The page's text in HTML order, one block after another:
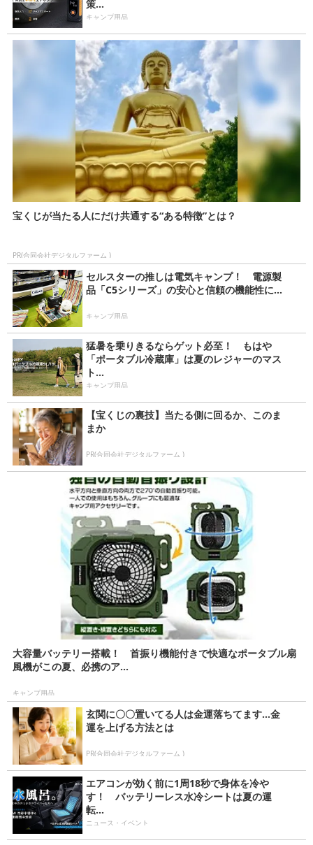
策...
キャンプ用品
宝くじが当たる人にだけ共通する“ある特徴”とは？
PR(合同会社デジタルファーム )
セルスターの推しは電気キャンプ！ 電源製
品「C5シリーズ」の安心と信頼の機能性に...
キャンプ用品
猛暑を乗りきるならゲット必至！ もはや
「ポータブル冷蔵庫」は夏のレジャーのマス
ト...
キャンプ用品
【宝くじの裏技】当たる側に回るか、このま
まか
PR(合同会社デジタルファーム )
大容量バッテリー搭載！ 首振り機能付きで快適なポータブル扇
風機がこの夏、必携のア...
キャンプ用品
玄関に〇〇置いてる人は金運落ちてます…金
運を上げる方法とは
PR(合同会社デジタルファーム )
エアコンが効く前に1周18秒で身体を冷や
す！ バッテリーレス水冷シートは夏の運
転...
ニュース・イベント